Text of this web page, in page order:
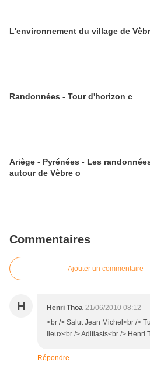
L'environnement du village de
Randonnées - Tour d'horizon c
Ariège - Pyrénées - Les
autour de Vèbre o
Commentaires
Ajouter un commentaire
H Henri Thoa 21/06/2010 08:12
<br /> Salut Jean Michel<br />
lieux<br /> Aditiasts<br /> Henri
Répondre